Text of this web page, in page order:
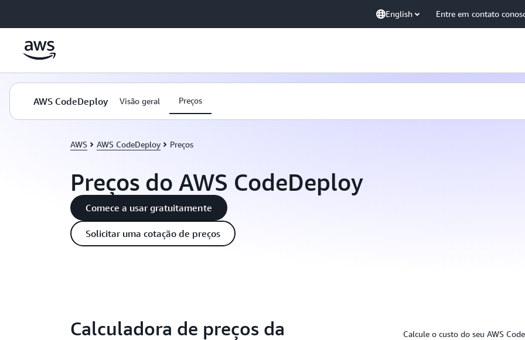
English Entre em contato
AWS CodeDeploy Visão geral Preços
AWS AWS CodeDeploy Preços
Preços do AWS CodeDeploy
Comece a usar gratuitamente
Solicitar uma cotação de preços
Calculadora de preços da
Calcule o custo do seu AWS